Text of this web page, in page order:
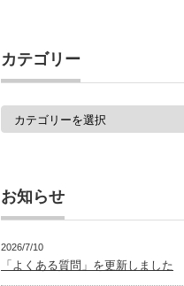
覧
カテゴリー
カ
お知らせ
2026/7/10
「よくある質問」を更新しました